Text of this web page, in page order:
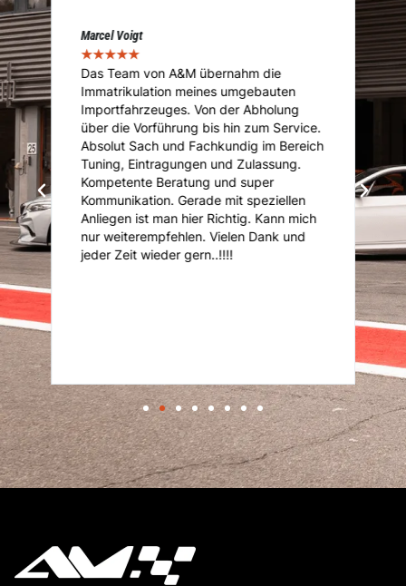
Marcel Voigt
★★★★★
Das Team von A&M übernahm die
Immatrikulation meines umgebauten
Importfahrzeuges. Von der Abholung
über die Vorführung bis hin zum Service.
Absolut Sach und Fachkundig im Bereich
Tuning, Eintragungen und Zulassung.
Kompetente Beratung und super
Kommunikation. Gerade mit speziellen
Anliegen ist man hier Richtig. Kann mich
nur weiterempfehlen. Vielen Dank und
jeder Zeit wieder gern..!!!!
★